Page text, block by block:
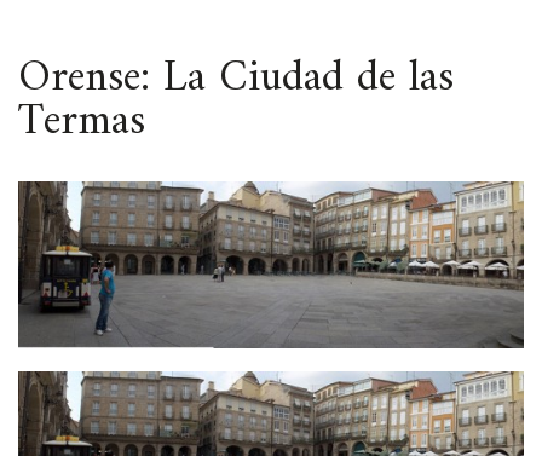
ESPACIO
Orense: La Ciudad de las
Termas